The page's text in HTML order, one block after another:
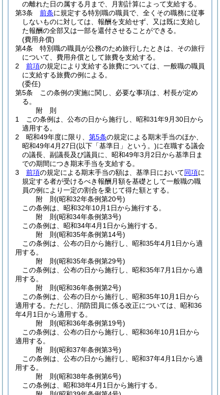
の離れた日の属する月まで、月割計算によって支給する。
第3条
前条に規定する特別職の職員で、全くその職務に従事
しないものに対しては、報酬を支給せず、又は既に支給し
た報酬の全部又は一部を還付させることができる。
(費用弁償)
第4条
特別職の職員が公務のため旅行したときは、その旅行
について、費用弁償として旅費を支給する。
2
前項の規定により支給する旅費については、一般職の職員
に支給する旅費の例による。
(委任)
第5条
この条例の実施に関し、必要な事項は、村長が定め
る。
附 則
1
この条例は、公布の日から施行し、昭和31年9月30日から
適用する。
2
昭和49年度に限り、 第5条の規定による期末手当のほか、
昭和49年4月27日(以下「基準日」という。)に在職する議会
の議長、副議長及び議員に、昭和49年3月2日から基準日ま
での期間につき期末手当を支給する。
3
前項の規定による期末手当の額は、基準日において同項に
規定する者が受けるべき報酬月額を基礎として一般職の職
員の例により一定の割合を乗じて得た額とする。
附 則(昭和32年条例第20号)
この条例は、昭和32年10月1日から施行する。
附 則(昭和34年条例第3号)
この条例は、昭和34年4月1日から施行する。
附 則(昭和35年条例第14号)
この条例は、公布の日から施行し、昭和35年4月1日から適
用する。
附 則(昭和35年条例第29号)
この条例は、公布の日から施行し、昭和35年7月1日から適
用する。
附 則(昭和36年条例第2号)
この条例は、公布の日から施行し、昭和35年10月1日から
適用する。 ただし、消防団員に係る改正については、昭和36
年4月1日から適用する。
附 則(昭和36年条例第19号)
この条例は、公布の日から施行し、昭和36年10月1日から
適用する。
附 則(昭和37年条例第3号)
この条例は、公布の日から施行し、昭和37年4月1日から適
用する。
附 則(昭和38年条例第6号)
この条例は、昭和38年4月1日から施行する。